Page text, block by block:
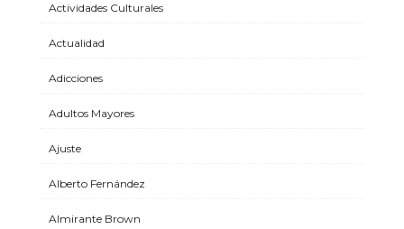
Actividades Culturales
Actualidad
Adicciones
Adultos Mayores
Ajuste
Alberto Fernández
Almirante Brown